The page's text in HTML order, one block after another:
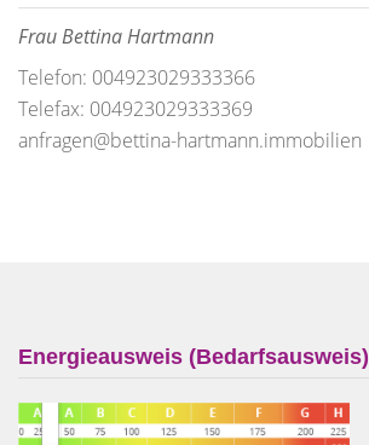
Frau Bettina Hartmann
Telefon: 004923029333366
Telefax: 004923029333369
anfragen@bettina-hartmann.immobilien
Energieausweis (Bedarfsausweis)